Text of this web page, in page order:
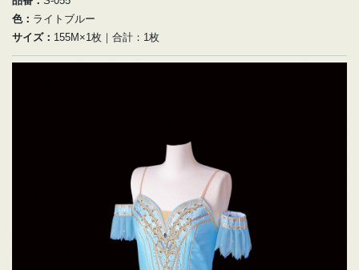
色： ライトブルー
サイズ： 155M×1枚｜合計：1枚